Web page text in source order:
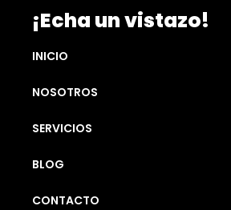
¡Echa un vistazo!
INICIO
NOSOTROS
SERVICIOS
BLOG
CONTACTO